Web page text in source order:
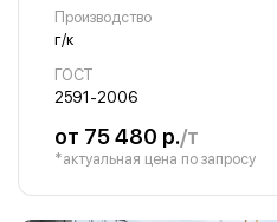
Производство
г/к
ГОСТ
2591-2006
от 75 480 р./т
*актуальная цена по запросу